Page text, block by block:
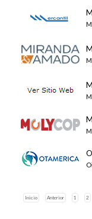
Inicio Anterior 1 2